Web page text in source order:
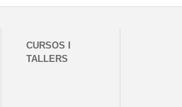
CURSOS I
TALLERS